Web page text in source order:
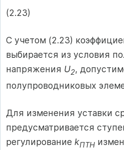
(2.23)
С учетом (2.23)
выбирается из условия
напряжения U2,
полупроводниковых
Для изменения уставки
предусматривается
регулирование kПТН